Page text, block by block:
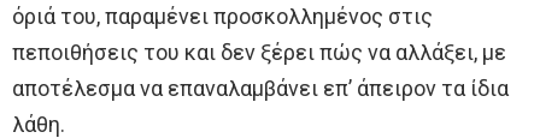
όριά του, παραμένει προσκολλημένος στις
πεποιθήσεις του και δεν ξέρει πώς να αλλάξει, με
αποτέλεσμα να επαναλαμβάνει επ’ άπειρον τα ίδια
λάθη.